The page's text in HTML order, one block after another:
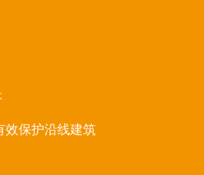
效保护沿线建筑